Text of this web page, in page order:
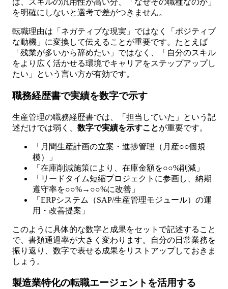
は、スキルの汎用性が高い分、「なぜその職種なのか」
を明確にしないと選考で差がつきません。
転職理由は「ネガティブな現実」ではなく「ポジティブ
な動機」に変換して伝えることが重要です。たとえば
「残業が多いから辞めたい」ではなく、「自分のスキル
をより広く活かせる環境でキャリアをステップアップし
たい」という言い方が有効です。
職務経歴書で実績を数字で示す
生産管理の職務経歴書では、「担当していた」という記
述だけでは弱く、 数字で実績を示すことが重要です。
「月間生産計画の立案・進捗管理（月産○○個規
模）」
「在庫削減施策により、在庫金額を○○%削減」
「リードタイム短縮プロジェクトに参画し、納期
遵守率を○○%→○○%に改善」
「ERPシステム（SAP/生産管理モジュール）の運
用・改善提案」
このように具体的な数字と成果をセットで記述すること
で、書類通過率が大きく変わります。自分の日常業務を
振り返り、数字で表せる成果をリストアップしておきま
しょう。
製造業特化の転職エージェントを活用する